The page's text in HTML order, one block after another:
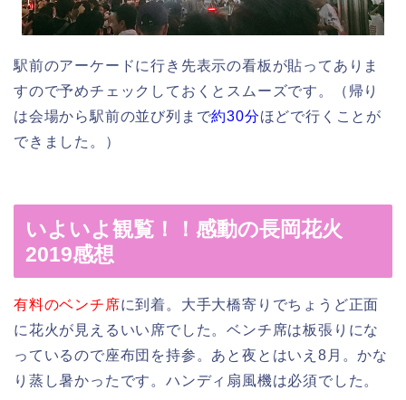
駅前のアーケードに行き先表示の看板が貼ってありま
すので予めチェックしておくとスムーズです。（帰り
は会場から駅前の並び列まで約30分ほどで行くことが
できました。）
いよいよ観覧！！感動の長岡花火
2019感想
有料のベンチ席に到着。大手大橋寄りでちょうど正面
に花火が見えるいい席でした。ベンチ席は板張りにな
っているので座布団を持参。あと夜とはいえ8月。かな
り蒸し暑かったです。ハンディ扇風機は必須でした。